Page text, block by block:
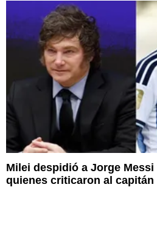
Milei despidió a Jorge
quienes criticaron al capitán